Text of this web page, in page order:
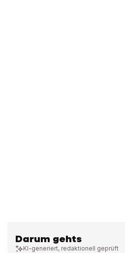
Darum gehts
KI-generiert, redaktionell geprüft